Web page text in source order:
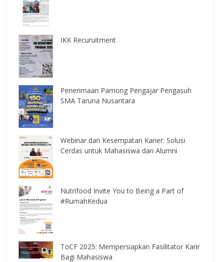
IKK Recuruitment
Penerimaan Pamong Pengajar Pengasuh
SMA Taruna Nusantara
Webinar dan Kesempatan Karier: Solusi
Cerdas untuk Mahasiswa dan Alumni
Nutrifood Invite You to Being a Part of
#RumahKedua
ToCF 2025: Mempersiapkan Fasilitator Karir
Bagi Mahasiswa